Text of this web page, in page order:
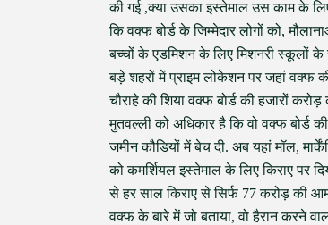
की गई ,क्या उसका इस्तेमाल उस काम के
कि वक्फ बोर्ड के जिम्मेदार लोगों को,
बच्चों के एडमिशन के लिए मिशनरी स्कूलों
बड़े शहरों में प्राइम लोकेशन पर जहां वक्फ
चौराहे की शिया वक्फ बोर्ड की हजारों
मुतवल्ली को अधिकार है कि वो वक्फ बोर्ड
जमीन कौडियों में बेच दी. अब यहां मॉल,
को कमर्शियल इस्तेमाल के लिए किराए पर
से हर साल किराए से सिर्फ 77 करोड़ की
वक्फ के बारे में जो बताया, वो हैरान करने